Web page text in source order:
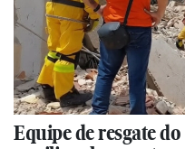
Equipe de resgate